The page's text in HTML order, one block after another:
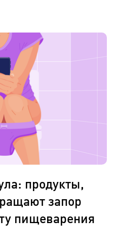
продукты,
запор
пищеварения